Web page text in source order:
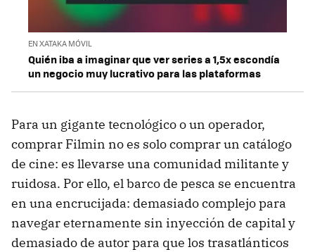
EN XATAKA MÓVIL
Quién iba a imaginar que ver series a 1,5x escondía
un negocio muy lucrativo para las plataformas
Para un gigante tecnológico o un operador,
comprar Filmin no es solo comprar un catálogo
de cine: es llevarse una comunidad militante y
ruidosa. Por ello, el barco de pesca se encuentra
en una encrucijada: demasiado complejo para
navegar eternamente sin inyección de capital y
demasiado de autor para que los trasatlánticos